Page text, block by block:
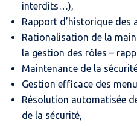
interdits…),
Rapport d’historique des
Rationalisation de la
la gestion des rôles –
Maintenance de la
Gestion efficace des
Résolution automatisée
de la sécurité,